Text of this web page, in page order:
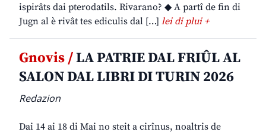
ispirâts dai pterodatils. Rivarano? ◆ A partî de fin di
Jugn al è rivât tes ediculis dal […] lei di plui +
Gnovis /LA PATRIE DAL FRIÛL AL
SALON DAL LIBRI DI TURIN 2026
Redazion
Dai 14 ai 18 di Mai no steit a cirînus, noaltris de